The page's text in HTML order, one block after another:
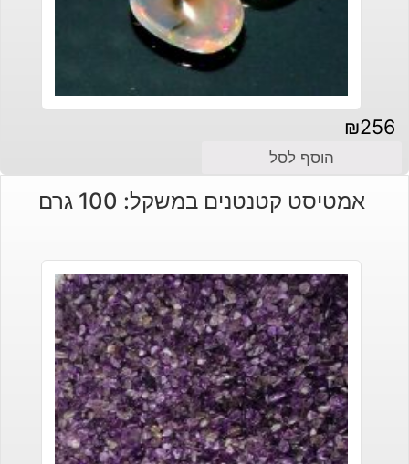
₪256
הוסף לסל
אמטיסט קטנטנים במשקל: 100 גרם